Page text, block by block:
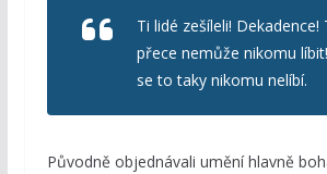
Ti lidé zešíleli! Dekadence!
přece nemůže nikomu
se to taky nikomu nelíbí.
Původně objednávali umění hlavně